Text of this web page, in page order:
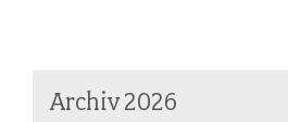
Archiv 2026